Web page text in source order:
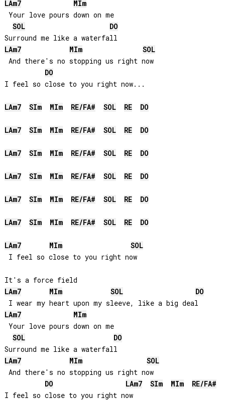
LAm7 MIm
Your love pours down on me
SOL
DO
LAm7 MIm
SOL
And there's no stopping us right now
DO
I feel so close to you right now...
LAm7 SIm MIm RE/FA# SOL RE DO
LAm7 SIm MIm RE/FA# SOL RE DO
LAm7 SIm MIm RE/FA# SOL RE DO
LAm7 SIm MIm RE/FA# SOL RE DO
LAm7 SIm MIm RE/FA# SOL RE DO
LAm7 SIm MIm RE/FA# SOL RE DO
LAm7 MIm
SOL
I feel so close to you right now
LAm7 MIm SOL
DO
LAm7 MIm
Your love pours down on me
SOL
DO
LAm7 MIm
SOL
And there's no stopping us right now
DO
LAm7 SIm MIm RE/FA#
I feel so close to you right now